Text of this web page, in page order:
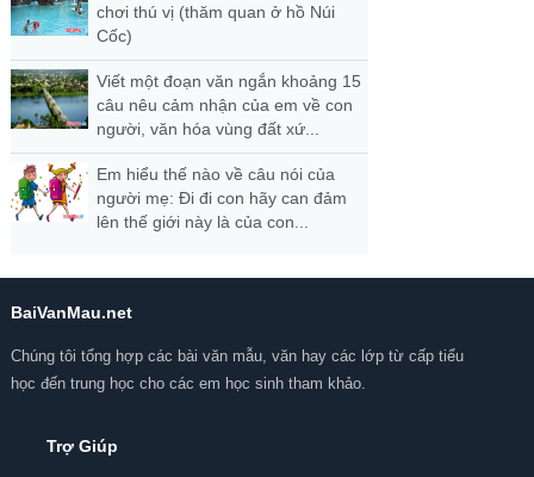
chơi thú vị (thăm quan ở hồ Núi
Cốc)
Viết một đoạn văn ngắn khoảng 15
câu nêu cảm nhận của em về con
người, văn hóa vùng đất xứ...
Em hiểu thế nào về câu nói của
người mẹ: Đi đi con hãy can đảm
lên thế giới này là của con...
BaiVanMau.net
Chúng tôi tổng hợp các bài văn mẫu, văn hay các lớp từ cấp tiểu
học đến trung học cho các em học sinh tham khảo.
Trợ Giúp